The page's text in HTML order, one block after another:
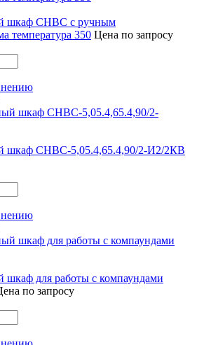
шкаф СНВС с ручным
температура 350 Цена по запросу
шкаф СНВС-5,05.4,65.4,90/2-И2/2КВ
для работы с компаундами
по запросу